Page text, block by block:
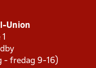
Union
- fredag 9-16)